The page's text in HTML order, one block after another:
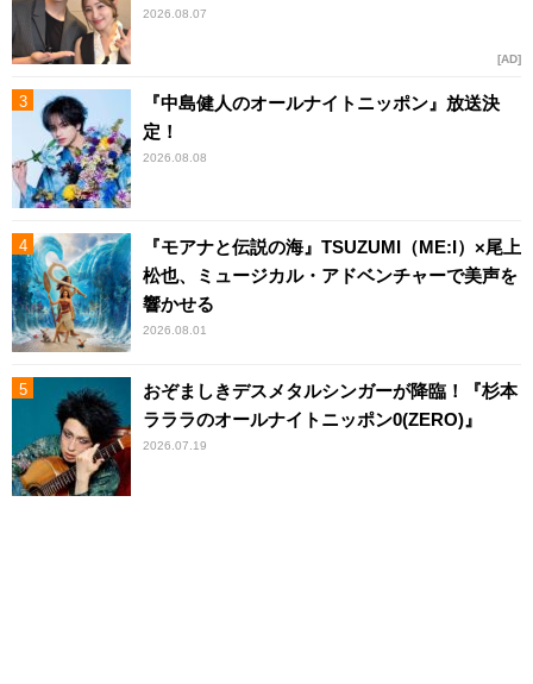
2026.08.07
AD
『中島健人のオールナイトニッポン』放送決
定！
2026.08.08
『モアナと伝説の海』TSUZUMI（ME:I）×尾上
松也、ミュージカル・アドベンチャーで美声を
響かせる
2026.08.01
おぞましきデスメタルシンガーが降臨！『杉本
ラララのオールナイトニッポン0(ZERO)』
2026.07.19